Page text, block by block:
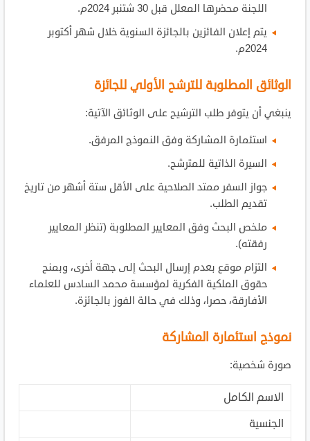
اللجنة محضرها المعلل قبل 30 شتنبر 2024م.
يتم إعلان الفائزين بالجائزة السنوية خلال شهر أكتوبر
2024م.
الوثائق المطلوبة للترشح الأولي للجائزة
ينبغي أن يتوفر طلب الترشيح على الوثائق الآتية:
استئمارة المشاركة وفق النموذج المرفق.
السيرة الذاتية للمترشح.
جواز السفر ممتد الصلاحية على الأقل ستة أشهر من تاريخ
تقديم الطلب.
ملخص البحث وفق المعايير المطلوبة (تنظر المعايير
رفقته).
التزام موقع بعدم إرسال البحث إلى جهة أخرى، وبمنح
حقوق الملكية الفكرية لمؤسسة محمد السادس للعلماء
الأفارقة، حصرا، وذلك في حالة الفوز بالجائزة.
نموذج استئمارة المشاركة
صورة شخصية:
الاسم الكامل
الجنسية